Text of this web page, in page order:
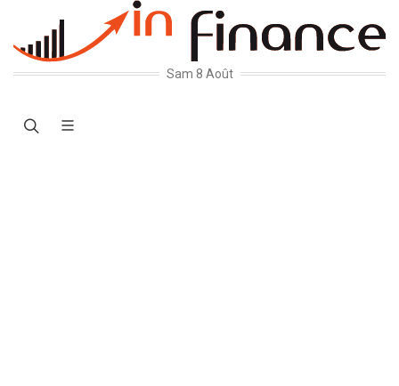
Sam 8 Août